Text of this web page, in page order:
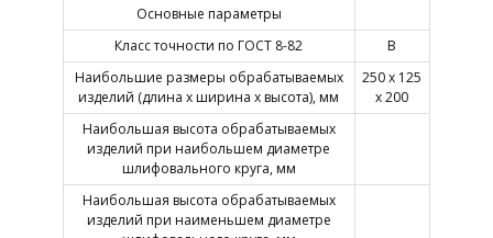
Основные параметры
Класс точности по ГОСТ 8-82
В
Наибольшие размеры обрабатываемых
изделий (длина х ширина х высота), мм
250 х 125
х 200
Наибольшая высота обрабатываемых
изделий при наибольшем диаметре
шлифовального круга, мм
Наибольшая высота обрабатываемых
изделий при наименьшем диаметре